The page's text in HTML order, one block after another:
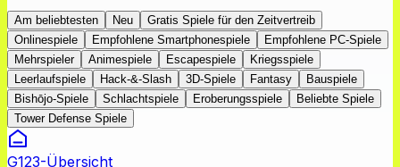
Am beliebtesten Neu
Gratis Spiele für den Zeitvertreib
Onlinespiele
Empfohlene Smartphonespiele
Empfohlene PC-Spiele
Mehrspieler
Animespiele Escapespiele
Kriegsspiele
Leerlaufspiele
Hack-&-Slash 3D-Spiele Fantasy
Bauspiele
Bishōjo-Spiele
Schlachtspiele Eroberungsspiele
Beliebte Spiele
Tower Defense Spiele
G123-Übersicht